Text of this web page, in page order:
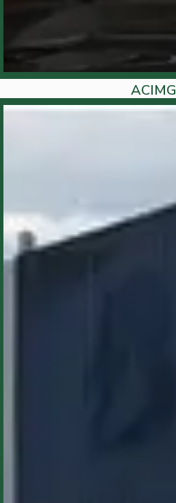
ACIMG